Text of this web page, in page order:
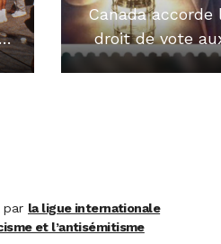
Canada accorde
droit de vote
noirs
par la ligue internationale
et l’antisémitisme